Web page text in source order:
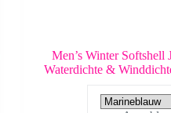
Men’s Winter Softshell
Waterdichte &